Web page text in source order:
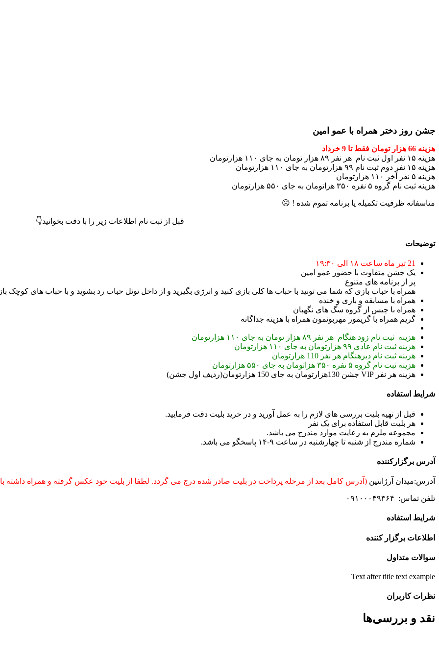
جشن روز دختر همراه با عمو امین
هزینه 66 هزار تومان فقط تا 9 خرداد
هزینه ۱۵ نفر اول ثبت نام هر نفر ۸۹ هزار تومان به جای ۱۱۰ هزارتومان
هزینه ۱۵ نفر دوم ثبت نام ۹۹ هزارتومان به جای ۱۱۰ هزارتومان
هزینه ۵ نفر آخر ۱۱۰ هزارتومان
هزینه ثبت نام گروه ۵ نفره ۳۵۰ هزاتومان به جای ۵۵۰ هزارتومان
متاسفانه ظرفیت تکمیله یا برنامه تموم شده ! ☹️
قبل از ثبت نام اطلاعات زیر را با دقت بخوانید👇
توضیحات
21 تیر ماه ساعت ۱۸ الی ۱۹:۳۰
یک جشن متفاوت با حضور عمو امین
پر از برنامه های متنوع
همراه با حباب بازی که شما می تونید با حباب ها کلی بازی کنید و انرژی بگیرید و از داخل تونل حباب رد بشوید و با حباب های کوچک
همراه با مسابقه و بازی و خنده
همراه با چیس از گروه سگ های نگهبان
گریم همراه با گریمور مهربونمون همراه با هزینه جداگانه
هزینه ثبت نام زود هنگام هر نفر ۸۹ هزار تومان به جای ۱۱۰ هزارتومان
هزینه ثبت نام عادی ۹۹ هزارتومان به جای ۱۱۰ هزارتومان
هزینه ثبت نام دیرهنگام هر نفر 110 هزارتومان
هزینه ثبت نام گروه ۵ نفره ۳۵۰ هزاتومان به جای ۵۵۰ هزارتومان
هزینه هر نفر VIP جشن 130هزارتومان به جای 150 هزارتومان(ردیف اول جشن)
شرایط استفاده
قبل از تهیه بلیت بررسی های لازم را به عمل آورید و در خرید بلیت دقت فرمایید.
هر بلیت قابل استفاده برای یک نفر
مجموعه ملزم به رعایت موارد مندرج می باشد.
شماره مندرج از شنبه تا چهارشنبه در ساعت ۹-۱۴ پاسخگو می باشد.
آدرس برگزارکننده
آدرس:میدان آرژانتین (آدرس کامل بعد از مرحله پرداخت در بلیت صادر شده درج می گردد. لطفا از بلیت خود عکس گرفته و همراه داشته
تلفن تماس: ۰۹۱۰۰۰۴۹۳۶۴
شرایط استفاده
اطلاعات برگزار کننده
سوالات متداول
Text after title text example
نظرات کاربران
نقد و بررسی‌ها